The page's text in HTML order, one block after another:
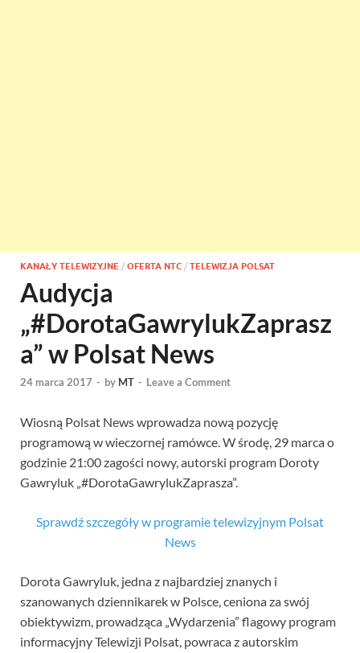
KANAŁY TELEWIZYJNE / OFERTA NTC / TELEWIZJA POLSAT
Audycja
„#DorotaGawrylukZaprasz
a” w Polsat News
24 marca 2017 - by MT - Leave a Comment
Wiosną Polsat News wprowadza nową pozycję
programową w wieczornej ramówce. W środę, 29 marca o
godzinie 21:00 zagości nowy, autorski program Doroty
Gawryluk „#DorotaGawrylukZaprasza”.
Sprawdź szczegóły w programie telewizyjnym Polsat
News
Dorota Gawryluk, jedna z najbardziej znanych i
szanowanych dziennikarek w Polsce, ceniona za swój
obiektywizm, prowadząca „Wydarzenia” flagowy program
informacyjny Telewizji Polsat, powraca z autorskim